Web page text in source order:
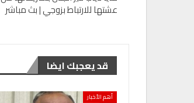
عشتها للارتباط بزوجي | بث مباشر
قد يعجبك ايضا
أهم الأخبار